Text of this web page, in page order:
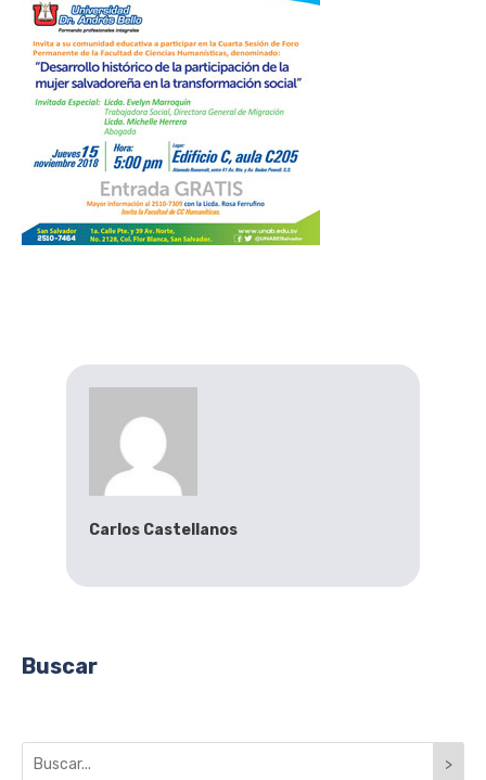
Carlos Castellanos
Buscar
>